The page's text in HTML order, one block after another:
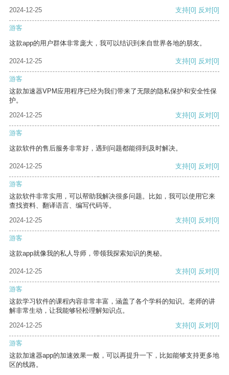
2024-12-25
支持[0] 反对[0]
游客
这款app的用户群体非常庞大，我可以结识到来自世界各地的朋友。
2024-12-25 支持[0] 反对[0]
游客
这款加速器VPM应用程序已经为我们带来了无限的隐私保护和安全性保
护。
2024-12-25
支持[0] 反对[0]
游客
这款软件的售后服务非常好，遇到问题都能得到及时解决。
2024-12-25 支持[0] 反对[0]
游客
这款软件非常实用，可以帮助我解决很多问题。比如，我可以使用它来
查找资料、翻译语言、编写代码等。
2024-12-25
支持[0] 反对[0]
游客
这款app就像我的私人导师，带领我探索知识的奥秘。
2024-12-25 支持[0] 反对[0]
游客
这款学习软件的课程内容非常丰富，涵盖了各个学科的知识。老师的讲
解非常生动，让我能够轻松理解知识点。
2024-12-25
支持[0] 反对[0]
游客
这款加速器app的加速效果一般，可以再提升一下，比如能够支持更多地
区的线路。